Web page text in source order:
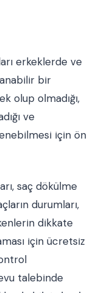
erkeklerde ve
bir
olup olmadığı,
ve
için ön
saç dökülme
durumları,
dikkate
için ücretsiz
talebinde